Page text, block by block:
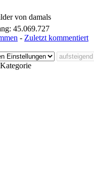
von damals
45.069.727
- Zuletzt kommentiert